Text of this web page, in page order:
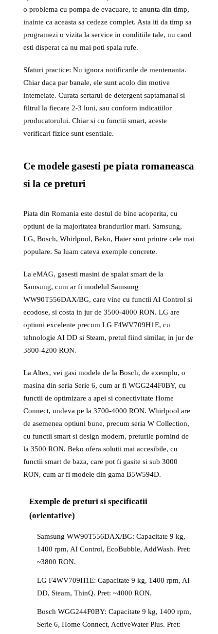
o problema cu pompa de evacuare, te anunta din timp,
inainte ca aceasta sa cedeze complet. Asta iti da timp sa
programezi o vizita la service in conditiile tale, nu cand
esti disperat ca nu mai poti spala rufe.
Sfaturi practice: Nu ignora notificarile de mentenanta.
Chiar daca par banale, ele sunt acolo din motive
intemeiate. Curata sertarul de detergent saptamanal si
filtrul la fiecare 2-3 luni, sau conform indicatiilor
producatorului. Chiar si cu functii smart, aceste
verificari fizice sunt esentiale.
Ce modele gasesti pe piata romaneasca
si la ce preturi
Piata din Romania este destul de bine acoperita, cu
optiuni de la majoritatea brandurilor mari. Samsung,
LG, Bosch, Whirlpool, Beko, Haier sunt printre cele mai
populare. Sa luam cateva exemple concrete.
La eMAG, gasesti masini de spalat smart de la
Samsung, cum ar fi modelul Samsung
WW90T556DAX/BG, care vine cu functii AI Control si
ecodose, si costa in jur de 3500-4000 RON. LG are
optiuni excelente precum LG F4WV709H1E, cu
tehnologie AI DD si Steam, pretul fiind similar, in jur de
3800-4200 RON.
La Altex, vei gasi modele de la Bosch, de exemplu, o
masina din seria Serie 6, cum ar fi WGG244F0BY, cu
functii de optimizare a apei si conectivitate Home
Connect, undeva pe la 3700-4000 RON. Whirlpool are
de asemenea optiuni bune, precum seria W Collection,
cu functii smart si design modern, preturile pornind de
la 3500 RON. Beko ofera solutii mai accesibile, cu
functii smart de baza, care pot fi gasite si sub 3000
RON, cum ar fi modele din gama B5W594D.
Exemple de preturi si specificatii
(orientative)
Samsung WW90T556DAX/BG: Capacitate 9 kg,
1400 rpm, AI Control, EcoBubble, AddWash. Pret:
~3800 RON.
LG F4WV709H1E: Capacitate 9 kg, 1400 rpm, AI
DD, Steam, ThinQ. Pret: ~4000 RON.
Bosch WGG244F0BY: Capacitate 9 kg, 1400 rpm,
Serie 6, Home Connect, ActiveWater Plus. Pret: